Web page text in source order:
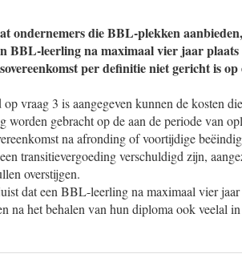
ondernemers die BBL-plekken
BBL-leerling na maximaal vier jaar plaats
per definitie niet gericht is
vraag 3 is aangegeven kunnen de kosten
worden gebracht op de aan de periode van
na afronding of voortijdige
transitievergoeding verschuldigd zijn,
overstijgen.
dat een BBL-leerling na maximaal vier
na het behalen van hun diploma ook veelal